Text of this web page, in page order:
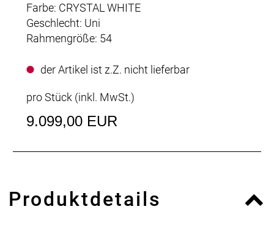
Farbe: CRYSTAL WHITE
Geschlecht: Uni
Rahmengröße: 54
der Artikel ist z.Z. nicht lieferbar
pro Stück (inkl. MwSt.)
9.099,00 EUR
Produktdetails